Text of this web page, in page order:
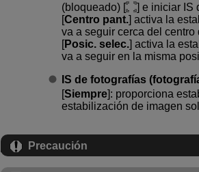
(bloqueado) [
] e iniciar IS
[Centro pant.] activa la
va a seguir cerca del centro
[Posic. selec.] activa la
va a seguir en la misma
IS de fotografías
[Siempre]: proporciona
estabilización de imagen
Precaución